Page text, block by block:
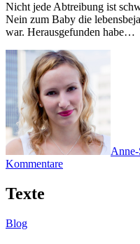
Nicht jede Abtreibung ist schwierig oder schmerzhaft: Warum unser
Nein zum Baby die
war. Herausgefunden habe…
Kommentare
Texte
Blog